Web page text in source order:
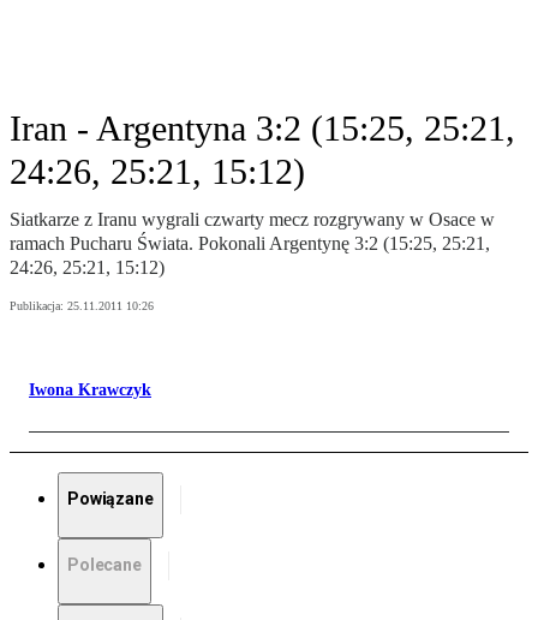
Iran - Argentyna 3:2 (15:25, 25:21,
24:26, 25:21, 15:12)
Siatkarze z Iranu wygrali czwarty mecz rozgrywany w Osace w
ramach Pucharu Świata. Pokonali Argentynę 3:2 (15:25, 25:21,
24:26, 25:21, 15:12)
Publikacja: 25.11.2011 10:26
Iwona Krawczyk
Powiązane
Polecane